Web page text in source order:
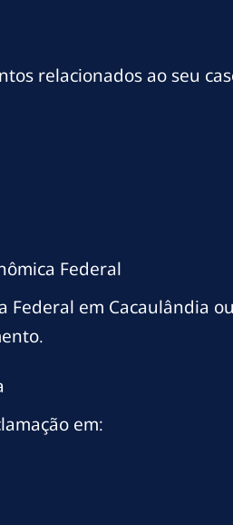
relacionados ao seu
Federal
Federal em Cacaulândia
em: